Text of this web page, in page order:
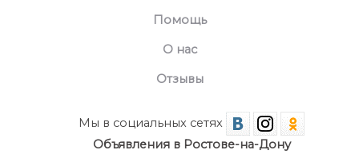
Помощь
О нас
Отзывы
Мы в социальных сетях
Объявления в Ростове-на-Дону